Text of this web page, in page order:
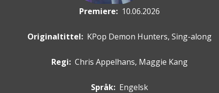
Premiere: 10.06.2026
Originaltittel: KPop Demon Hunters, Sing-along
Regi: Chris Appelhans, Maggie Kang
Språk: Engelsk